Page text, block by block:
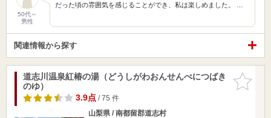
50代～
男性
だった頃の雰囲気を感じることができ、私は楽しめました。 …
関連情報から探す
お気に入
りに追加
道志川温泉紅椿の湯（どうしがわおんせんべにつばき
のゆ）
3.9点/ 75 件
山梨県 / 南都留郡道志村